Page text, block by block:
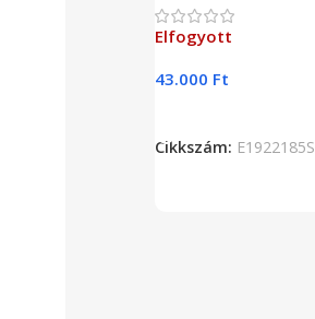
Elfogyott
43.000 Ft
Cikkszám: E1922185S